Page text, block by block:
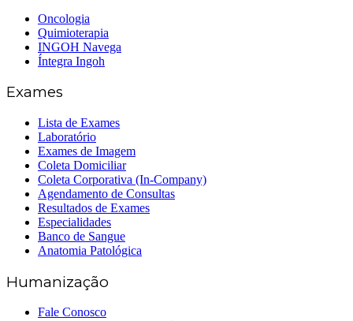
Oncologia
Quimioterapia
INGOH Navega
Íntegra Ingoh
Exames
Lista de Exames
Laboratório
Exames de Imagem
Coleta Domiciliar
Coleta Corporativa (In-Company)
Agendamento de Consultas
Resultados de Exames
Especialidades
Banco de Sangue
Anatomia Patológica
Humanização
Fale Conosco